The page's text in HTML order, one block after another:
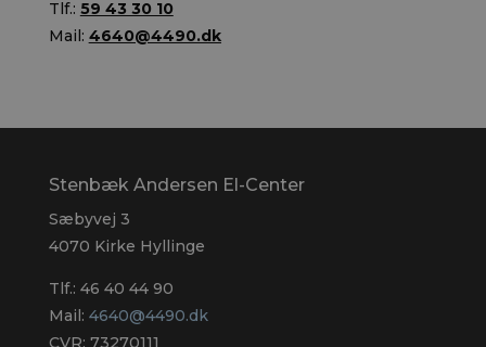
Tlf.: 59 43 30 10
Mail: 4640@4490.dk
Stenbæk Andersen El-Center
Sæbyvej 3
4070 Kirke Hyllinge
Tlf.: 46 40 44 90
Mail: 4640@4490.dk
CVR: 73270111